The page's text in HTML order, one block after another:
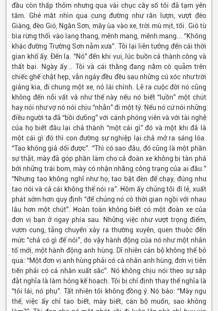
đầu còn thấp thỏm nhưng qua vài chục cây số tôi đã tạm yên
tâm. Ghé mắt nhìn qua cung đường như rắn lượn, vượt đèo
Giàng, đèo Gió, Ngân Sơn, mây ùa vào xe, trời mù mịt, tối. Gió từ
bìa rừng thổi vào lang thang, mênh mang, mênh mang... “Không
khác đường Trường Sơn năm xưa”. Tôi lại liên tưởng đến cái thời
gian khổ ấy. Đến lạ. “Nó” đến khi vui, lúc buồn cả thành công và
thất bại. Ngày ấy... Tôi và cái thằng đang nằm cò quăm trên
chiếc ghế chật hẹp, vẫn ngáy đều đều sau những cú xóc như trời
giáng kia, đi chung một xe, nó lái chính. Lẽ ra cuộc đời nó cũng
không đến nỗi vất vả như thế này nếu nó biết “luồn” một chút
hay nói như vợ nó nói chịu “nhẫn” đi một tý. Nếu nó cứ nói những
điều người ta đã “bồi dưỡng” với cánh phóng viên và với tài nghệ
của họ biết đâu lại chả thành “một cái gì” đó và một khi đã là
một cái gì đó thì con đường sự nghiệp lại chả mở ra sáng lóa.
“Tao không giả dối được”. “Thì có sao đâu, đó cũng là một phần
sự thật, mày đã góp phần làm cho cả đoàn xe không bị tàn phá
bởi những trái bom, mày có nhận nhằng công trạng của ai đâu.”
“Nhưng tao không nghĩ như họ, tao bật đèn để chạy, đúng như
tao nói và cả cái không thể nói ra”. Hôm ấy chúng tôi đi lẻ, xuất
phát sớm hơn quy định “để chúng nó có thời gian ngồi với nhau
lâu hơn một chút”. Hoàn toàn không biết có một đoàn xe của
đơn vị bạn ở ngay phía sau. Những việc như vượt trọng điểm,
vươn cung, tăng chuyến xảy ra thường xuyên, quen thuộc đến
mức “chả có gì để nói”, do vậy hành động của nó như một nhân
tố mới, một hành động anh hùng. Dĩ nhiên cán bộ không thể bỏ
qua: “Một đơn vị anh hùng phải có cá nhân anh hùng, đơn vị tiên
tiến phải có cá nhân xuất sắc”. Nó không chịu nói theo sự sắp
đặt nghĩa là làm hỏng kế hoạch. Tôi bị chỉ định thay thế nghĩa là
“tôi lái, nó phụ”. Tất nhiên tôi không đồng ý. Nó bảo: “Mày ngu
thế, việc ấy chỉ tao biết, mày biết, cán bộ muốn, sao không